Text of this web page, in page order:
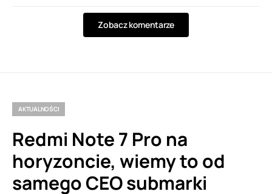
Zobacz komentarze
AKTUALNOŚCI
Redmi Note 7 Pro na
horyzoncie, wiemy to od
samego CEO submarki